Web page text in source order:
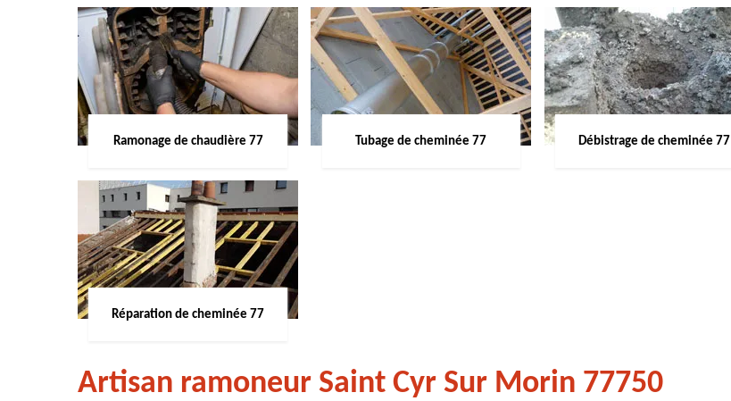
Ramonage de chaudière 77 Tubage de cheminée 77 Débistrage de cheminée 77
Réparation de cheminée 77
Artisan ramoneur Saint Cyr Sur Morin 77750